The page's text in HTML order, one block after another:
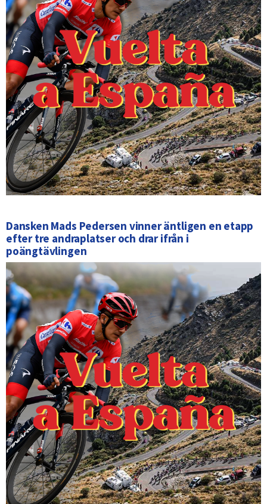
Dansken Mads Pedersen vinner äntligen en etapp
efter tre andraplatser och drar ifrån i
poängtävlingen